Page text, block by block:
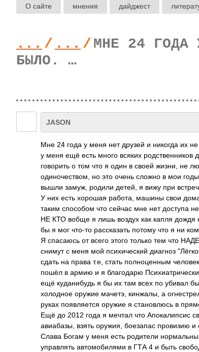
О сайте мнения дайджест
... / ... / МНЕ 24 ГОДА
БЫЛО. …
JASON
Мне 24 года у меня нет друзей и никогда их
у меня ещё есть много всяких
говорить о том что я один в своей жизни, не
одиночеством, но это очень сложно в мои
вышли замуж, родили детей, я вижу при
У них есть хорошая работа, машины свои
таким способом что сейчас мне нет доступа
НЕ КТО вобще я лишь воздух как капля дождя
бы я мог что-то рассказать потому что я ни
Я спасаюсь от всего этого только тем что
снимут с меня мой психический диагноз
сдать на права т.е, стать полноценным
пошёл в армию и я благодарю
ещё куданибудь я бы их там всех по убивал
холодное оружие мачетэ, кинжалы, а
руках появляется оружие я становлюсь в
Ещё до 2012 года я мечтал что Апокалипсис
авиабазы, взять оружия, боезапас провизию
Слава Богам у меня есть родители
управлять автомобилями в ГТА 4 и быть